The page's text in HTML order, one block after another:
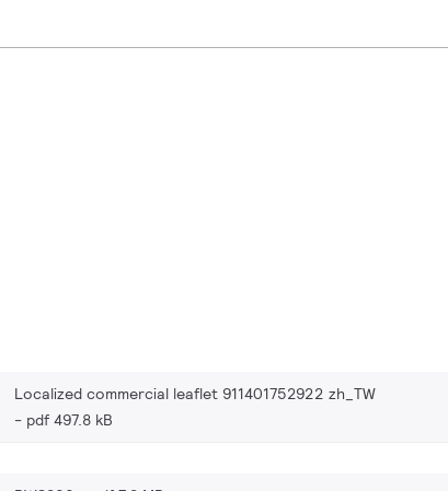
Localized commercial leaflet 911401752922 zh_TW
pdf 497.8 kB